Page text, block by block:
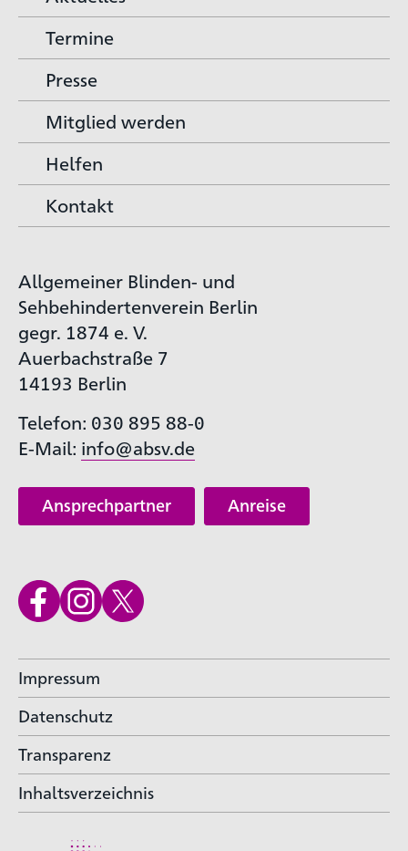
Termine
Presse
Mitglied werden
Helfen
Kontakt
Allgemeiner Blinden- und
Sehbehindertenverein Berlin
gegr. 1874 e. V.
Auerbachstraße 7
14193 Berlin
Telefon: 030 895 88-0
E-Mail: info@absv.de
Ansprechpartner Anreise
Impressum
Datenschutz
Transparenz
Inhaltsverzeichnis